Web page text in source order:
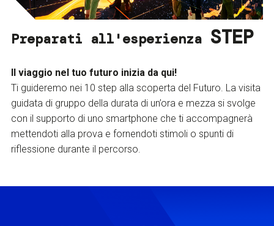
Preparati all'esperienza STEP
Il viaggio nel tuo futuro inizia da qui!
Ti guideremo nei 10 step alla scoperta del Futuro. La visita
guidata di gruppo della durata di un’ora e mezza si svolge
con il supporto di uno smartphone che ti accompagnerà
mettendoti alla prova e fornendoti stimoli o spunti di
riflessione durante il percorso.